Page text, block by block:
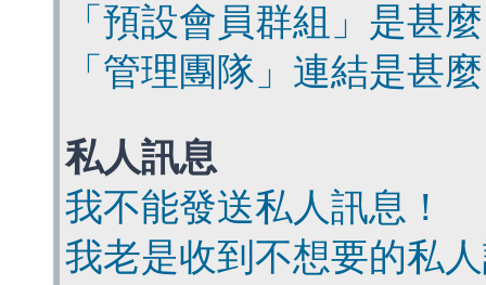
「預設會員群組」是甚
「管理團隊」連結是甚
私人訊息
我不能發送私人訊息！
我老是收到不想要的私